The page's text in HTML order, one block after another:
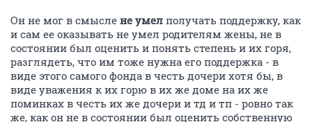
Он не мог в смысле не умел получать поддержку, как
и сам ее оказывать не умел родителям жены, не в
состоянии был оценить и понять степень и их горя,
разглядеть, что им тоже нужна его поддержка - в
виде этого самого фонда в честь дочери хотя бы, в
виде уважения к их горю в их же доме на их же
поминках в честь их же дочери и тд и тп - ровно так
же, как он не в состоянии был оценить собственную